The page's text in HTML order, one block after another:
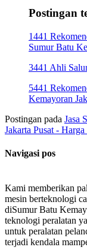
Postingan
1441
Sumur Batu
3441 Ahli
5441
Kemayoran
Postingan pada Jasa
Jakarta Pusat -
Navigasi pos
Kami memberikan
mesin berteknologi
diSumur Batu
teknologi peralatan
untuk peralatan
terjadi kendala